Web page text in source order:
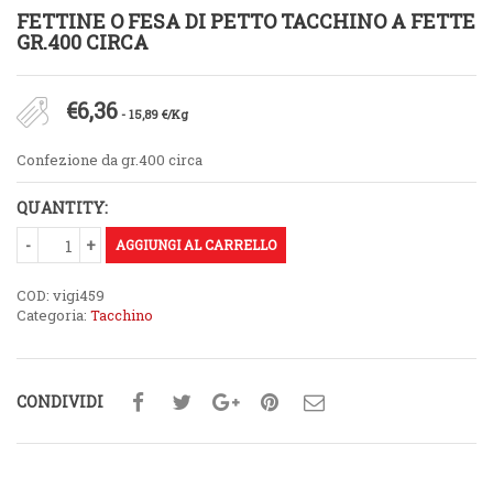
FETTINE O FESA DI PETTO TACCHINO A FETTE
GR.400 CIRCA
€6,36 - 15,89 €/Kg
Confezione da gr.400 circa
QUANTITY:
AGGIUNGI AL CARRELLO
COD: vigi459
Categoria: Tacchino
CONDIVIDI